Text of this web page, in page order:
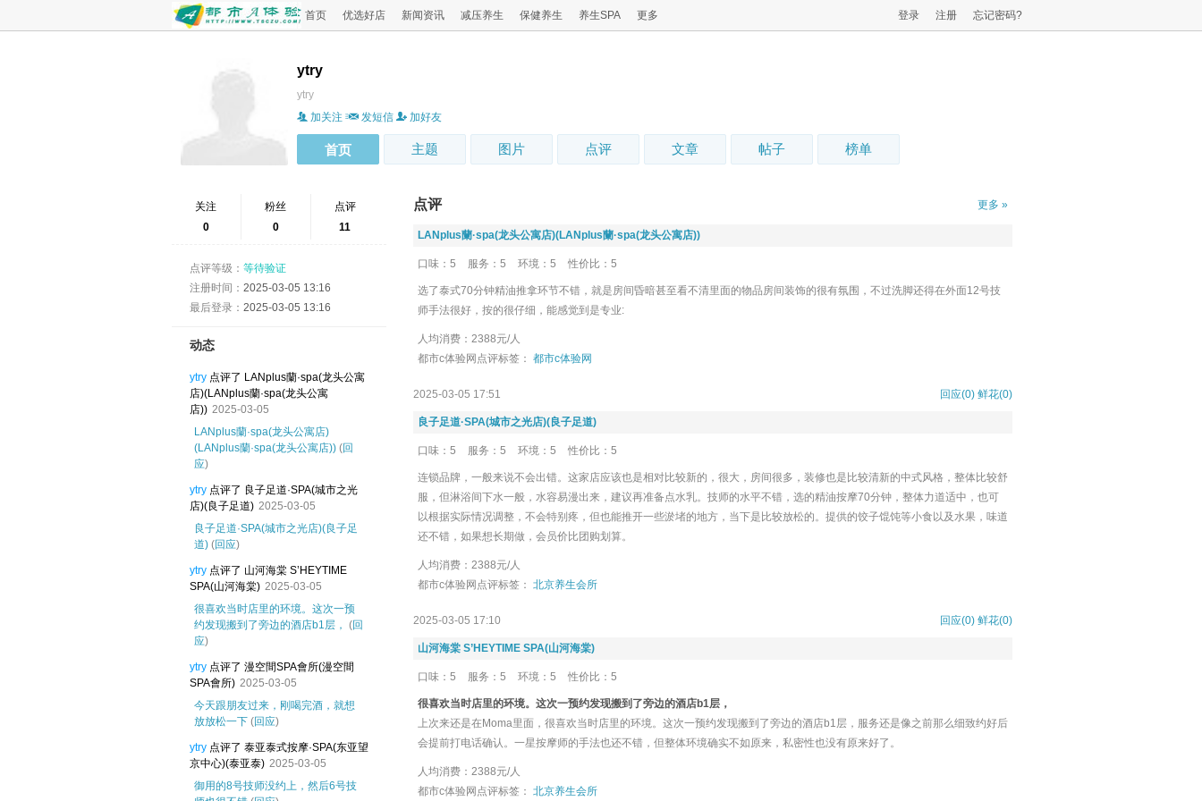
首页 优选好店 新闻资讯 减压养生 保健养生 养生SPA 更多 忘记密码?
注册
登录
ytry
ytry
加关注
发短信 加好友
首页 主题 图片 点评 文章 帖子 榜单
关注
0
粉丝
0
点评
11
点评等级： 等待验证
注册时间： 2025-03-05 13:16
最后登录： 2025-03-05 13:16
动态
ytry 点评了 LANplus蘭·spa(龙头公寓
店)(LANplus蘭·spa(龙头公寓
店)) 2025-03-05
LANplus蘭·spa(龙头公寓店)
(LANplus蘭·spa(龙头公寓店)) (回
应)
ytry 点评了 良子足道·SPA(城市之光
店)(良子足道) 2025-03-05
良子足道·SPA(城市之光店)(良子足
道) (回应)
ytry 点评了 山河海棠 S’HEYTIME
SPA(山河海棠) 2025-03-05
很喜欢当时店里的环境。这次一预
约发现搬到了旁边的酒店b1层， (回
应)
ytry 点评了 漫空間SPA會所(漫空間
SPA會所) 2025-03-05
今天跟朋友过来，刚喝完酒，就想
放放松一下 (回应)
ytry 点评了 泰亚泰式按摩·SPA(东亚望
京中心)(泰亚泰) 2025-03-05
御用的8号技师没约上，然后6号技
点评 更多 »
LANplus蘭·spa(龙头公寓店)(LANplus蘭·spa(龙头公寓店))
口味：5 服务：5 环境：5 性价比：5
选了泰式70分钟精油推拿环节不错，就是房间昏暗甚至看不清里面的物品房间装饰的很有氛围，不过洗脚还得在外面12号技
师手法很好，按的很仔细，能感觉到是专业:
人均消费：2388元/人
都市c体验网点评标签： 都市c体验网
回应(0) 鲜花(0)
2025-03-05 17:51
良子足道·SPA(城市之光店)(良子足道)
口味：5 服务：5 环境：5 性价比：5
连锁品牌，一般来说不会出错。这家店应该也是相对比较新的，很大，房间很多，装修也是比较清新的中式风格，整体比较舒
服，但淋浴间下水一般，水容易漫出来，建议再准备点水乳。技师的水平不错，选的精油按摩70分钟，整体力道适中，也可
以根据实际情况调整，不会特别疼，但也能推开一些淤堵的地方，当下是比较放松的。提供的饺子馄饨等小食以及水果，味道
还不错，如果想长期做，会员价比团购划算。
人均消费：2388元/人
都市c体验网点评标签： 北京养生会所
回应(0) 鲜花(0)
2025-03-05 17:10
山河海棠 S’HEYTIME SPA(山河海棠)
口味：5 服务：5 环境：5 性价比：5
很喜欢当时店里的环境。这次一预约发现搬到了旁边的酒店b1层，
上次来还是在Moma里面，很喜欢当时店里的环境。这次一预约发现搬到了旁边的酒店b1层，服务还是像之前那么细致约好后
会提前打电话确认。一星按摩师的手法也还不错，但整体环境确实不如原来，私密性也没有原来好了。
人均消费：2388元/人
都市c体验网点评标签： 北京养生会所